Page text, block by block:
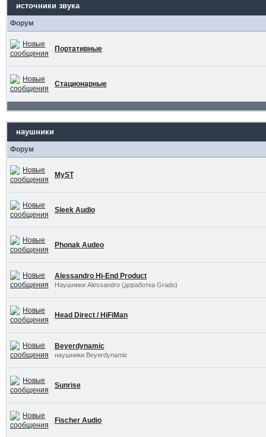
источники звука
Форум
Портативные
Стационарные
наушники
Форум
MyST
Sleek Audio
Phonak Audeo
Alessandro Hi-End Product
Наушники Alessandro (доработка Grado)
Head Direct / HiFiMan
Beyerdynamic
наушники Beyerdynamic
Sunrise
Fischer Audio